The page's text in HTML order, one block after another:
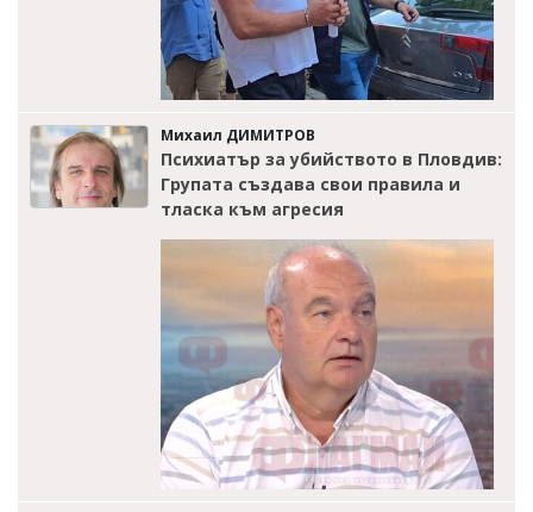
Михаил ДИМИТРОВ
Психиатър за убийството в Пловдив:
Групата създава свои правила и
тласка към агресия